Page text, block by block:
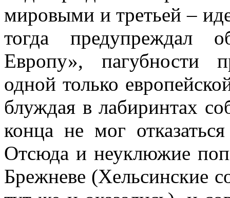
мировыми и третьей –
тогда предупреждал
Европу», пагубности
одной только
блуждая в лабиринтах
конца не мог
Отсюда и неуклюжие
Брежневе (Хельсинские